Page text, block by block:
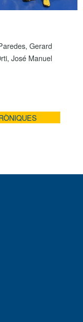
Gerard
José Manuel